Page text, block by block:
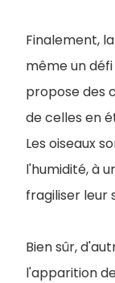
Finalement,
même un
propose des
de celles en
Les oiseaux
l'humidité, à
fragiliser leur
Bien sûr,
l'apparition